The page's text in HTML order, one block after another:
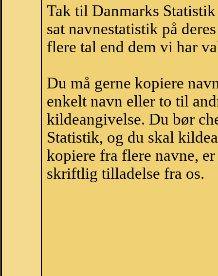
Tak til Danmarks
sat navnestatistik på
flere tal end dem vi har
Du må gerne kopiere
enkelt navn eller to til
kildeangivelse. Du bør
Statistik, og du skal
kopiere fra flere navne,
skriftlig tilladelse fra os.